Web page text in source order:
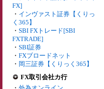
FX]
・ インヴァスト証券【くりっ
く365】
・ SBI FXトレード[SBI
FXTRADE]
・ SBI証券
・ FXブロードネット
・ 岡三証券【くりっく365】
FX取引会社カ行